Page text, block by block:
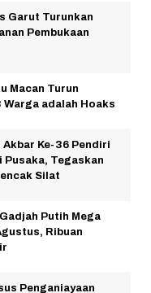
Garut Turunkan
Pembukaan
Macan Turun
Warga adalah Hoaks
Ke-36 Pendiri
Pusaka, Tegaskan
Silat
Putih Mega
Ribuan
Penganiayaan